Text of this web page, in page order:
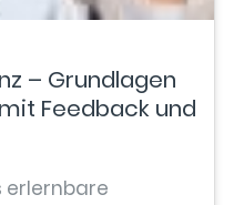
– Grundlagen
Feedback und
erlernbare